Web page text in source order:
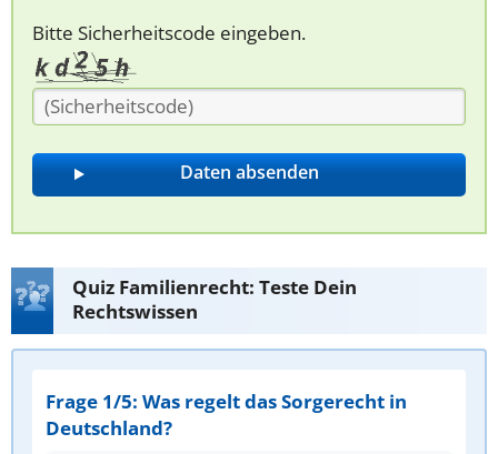
Bitte Sicherheitscode eingeben.
Quiz Familienrecht: Teste Dein
Rechtswissen
Frage 1/5: Was regelt das Sorgerecht in
Deutschland?